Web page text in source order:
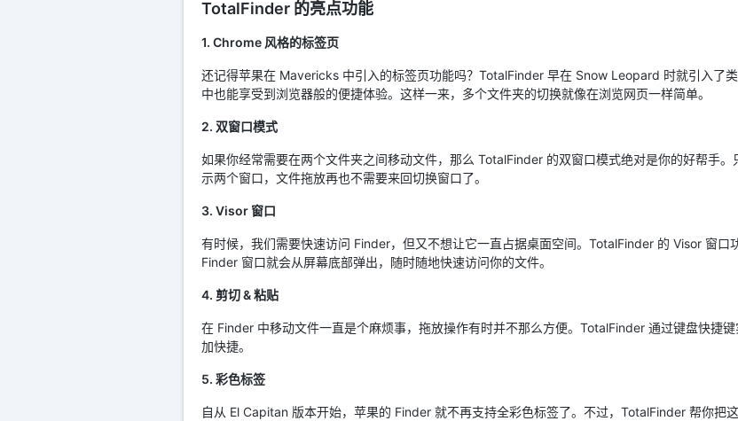
TotalFinder 的亮点功能
1. Chrome 风格的标签页
还记得苹果在 Mavericks 中引入的标签页功能吗？TotalFinder 早在 Snow Leopard 时就引入了
中也能享受到浏览器般的便捷体验。这样一来，多个文件夹的切换就像在浏览网页一样简单。
2. 双窗口模式
如果你经常需要在两个文件夹之间移动文件，那么 TotalFinder 的双窗口模式绝对是你的好帮手
示两个窗口，文件拖放再也不需要来回切换窗口了。
3. Visor 窗口
有时候，我们需要快速访问 Finder，但又不想让它一直占据桌面空间。TotalFinder 的 Visor 窗口
Finder 窗口就会从屏幕底部弹出，随时随地快速访问你的文件。
4. 剪切 & 粘贴
在 Finder 中移动文件一直是个麻烦事，拖放操作有时并不那么方便。TotalFinder 通过键盘快捷
加快捷。
5. 彩色标签
自从 El Capitan 版本开始，苹果的 Finder 就不再支持全彩色标签了。不过，TotalFinder 帮你把